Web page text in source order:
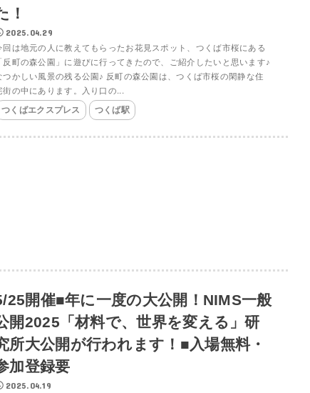
！
2025.04.29
回は地元の人に教えてもらったお花見スポット、つくば市桜にある
反町の森公園」に遊びに行ってきたので、ご紹介したいと思います♪
つかしい風景の残る公園♪ 反町の森公園は、つくば市桜の閑静な住
街の中にあります。入り口の...
つくばエクスプレス つくば駅
25開催■年に一度の大公開！NIMS一般
開2025「材料で、世界を変える」研
所大公開が行われます！■入場無料・
加登録要
2025.04.19